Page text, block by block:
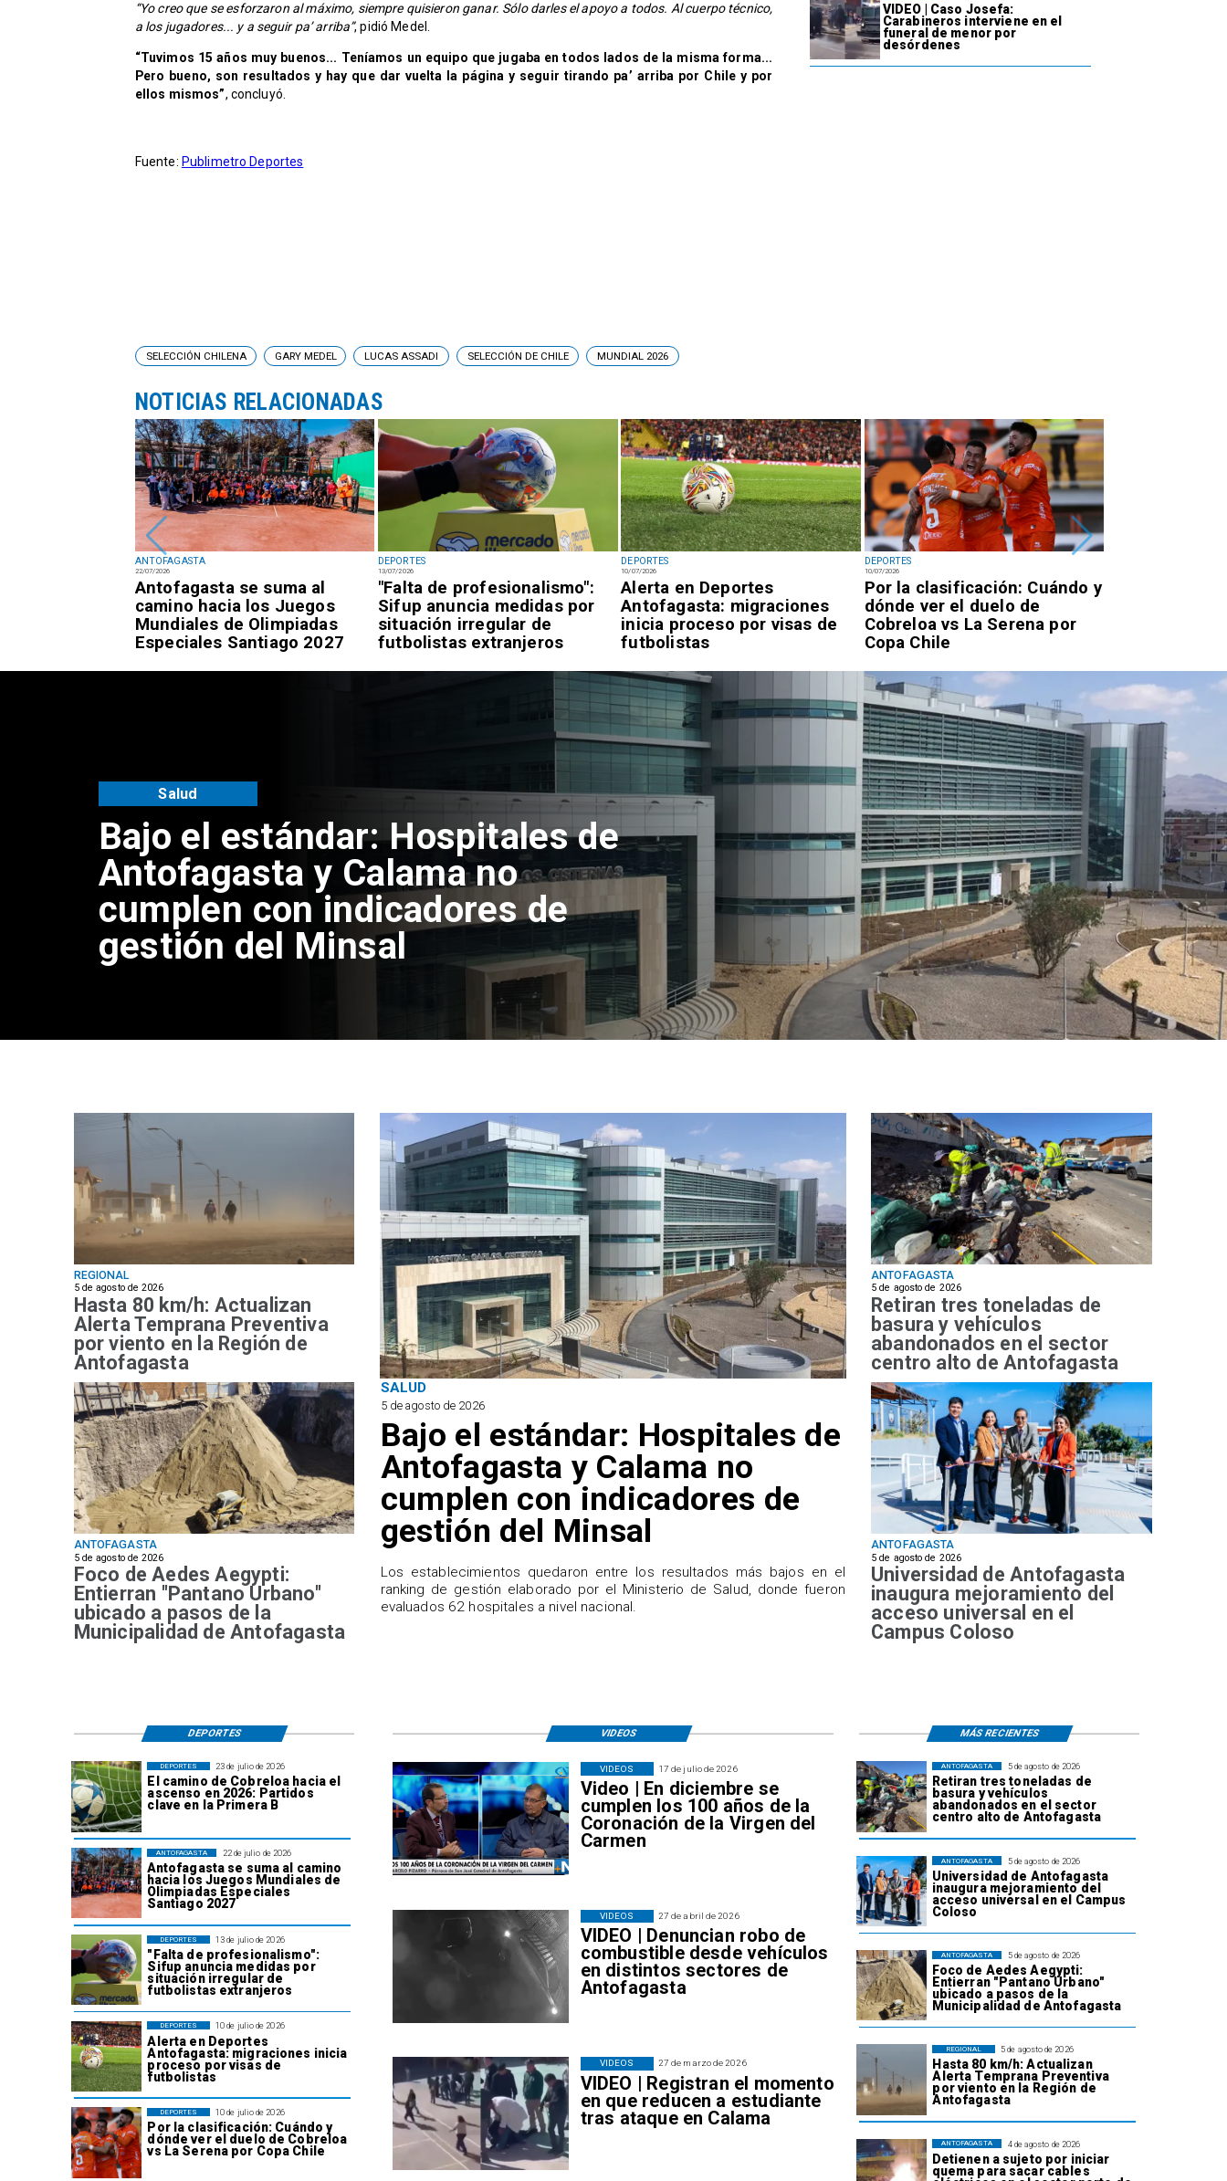
“Yo creo que se esforzaron al máximo, siempre quisieron ganar. Sólo darles el apoyo a todos. Al cuerpo técnico,
a los jugadores... y a seguir pa’ arriba”, pidió Medel.
“Tuvimos 15 años muy buenos... Teníamos un equipo que jugaba en todos lados de la misma forma...
Pero bueno, son resultados y hay que dar vuelta la página y seguir tirando pa’ arriba por Chile y por
ellos mismos”, concluyó.
Fuente: Publimetro Deportes
VIDEO | Caso Josefa:
Carabineros interviene en el
funeral de menor por
desórdenes
ANTOFAGASTA
22/07/2026
Antofagasta se suma al
camino hacia los Juegos
Mundiales de Olimpiadas
Especiales Santiago 2027
DEPORTES
13/07/2026
"Falta de profesionalismo":
Sifup anuncia medidas por
situación irregular de
futbolistas extranjeros
DEPORTES
10/07/2026
Alerta en Deportes
Antofagasta: migraciones
inicia proceso por visas de
futbolistas
DEPORTES
10/07/2026
Por la clasificación: Cuándo y
dónde ver el duelo de
Cobreloa vs La Serena por
Copa Chile
SELECCIÓN CHILENA GARY MEDEL LUCAS ASSADI SELECCIÓN DE CHILE MUNDIAL 2026
NOTICIAS RELACIONADAS
Universidad de Antofagasta
inaugura mejoramiento del
acceso universal en el Campus
Coloso
Antofagasta
REGIONAL
5 de agosto de 2026
Hasta 80 km/h: Actualizan
Alerta Temprana Preventiva
por viento en la Región de
Antofagasta
SALUD
5 de agosto de 2026
Bajo el estándar: Hospitales de
Antofagasta y Calama no
cumplen con indicadores de
gestión del Minsal
Los establecimientos quedaron entre los resultados más bajos en el
ranking de gestión elaborado por el Ministerio de Salud, donde fueron
evaluados 62 hospitales a nivel nacional.
ANTOFAGASTA
5 de agosto de 2026
Foco de Aedes Aegypti:
Entierran "Pantano Urbano"
ubicado a pasos de la
Municipalidad de Antofagasta
ANTOFAGASTA
5 de agosto de 2026
Retiran tres toneladas de
basura y vehículos
abandonados en el sector
centro alto de Antofagasta
ANTOFAGASTA
5 de agosto de 2026
Universidad de Antofagasta
inaugura mejoramiento del
acceso universal en el
Campus Coloso
5 de agosto de 2026
Retiran tres toneladas de
basura y vehículos
abandonados en el sector
centro alto de Antofagasta
ANTOFAGASTA
5 de agosto de 2026
Universidad de Antofagasta
inaugura mejoramiento del
acceso universal en el Campus
Coloso
ANTOFAGASTA
5 de agosto de 2026
Foco de Aedes Aegypti:
Entierran "Pantano Urbano"
ubicado a pasos de la
Municipalidad de Antofagasta
ANTOFAGASTA
5 de agosto de 2026
Hasta 80 km/h: Actualizan
Alerta Temprana Preventiva
por viento en la Región de
Antofagasta
REGIONAL
4 de agosto de 2026
Detienen a sujeto por iniciar
quema para sacar cables
ANTOFAGASTA
23 de julio de 2026
El camino de Cobreloa hacia el
ascenso en 2026: Partidos
clave en la Primera B
DEPORTES
22 de julio de 2026
Antofagasta se suma al camino
hacia los Juegos Mundiales de
Olimpiadas Especiales
Santiago 2027
ANTOFAGASTA
13 de julio de 2026
"Falta de profesionalismo":
Sifup anuncia medidas por
situación irregular de
futbolistas extranjeros
DEPORTES
10 de julio de 2026
Alerta en Deportes
Antofagasta: migraciones inicia
proceso por visas de
futbolistas
DEPORTES
10 de julio de 2026
Por la clasificación: Cuándo y
dónde ver el duelo de Cobreloa
vs La Serena por Copa Chile
DEPORTES
17 de julio de 2026
Video | En diciembre se
cumplen los 100 años de la
Coronación de la Virgen del
Carmen
VIDEOS
27 de abril de 2026
VIDEO | Denuncian robo de
combustible desde vehículos
en distintos sectores de
Antofagasta
VIDEOS
27 de marzo de 2026
VIDEO | Registran el momento
en que reducen a estudiante
tras ataque en Calama
VIDEOS
VIDEOS
DEPORTES MÁS RECIENTES